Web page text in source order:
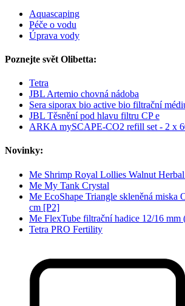
Aquascaping
Péče o vodu
Úprava vody
Poznejte svět Olibetta:
Tetra
JBL Artemio chovná nádoba
Sera siporax bio active bio filtrační
JBL Těsnění pod hlavu filtru CP e
ARKA mySCAPE-CO2 refill set - 2 x
Novinky:
Me Shrimp Royal Lollies Walnut
Me My Tank Crystal
Me EcoShape Triangle skleněná miska
cm [P2]
Me FlexTube filtrační hadice 12/16 mm
Tetra PRO Fertility